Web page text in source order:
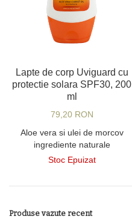
Lapte de corp Uviguard cu
protectie solara SPF30, 200
ml
79,20 RON
Aloe vera si ulei de morcov
ingrediente naturale
Stoc Epuizat
Produse vazute recent